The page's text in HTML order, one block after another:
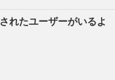
れたユーザーがいるよ